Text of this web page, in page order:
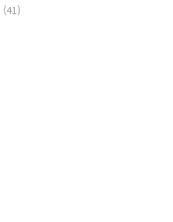
(41)